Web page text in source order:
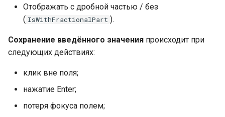
Отображать с дробной частью / без
( IsWithFractionalPart ).
Сохранение введённого значения происходит при
следующих действиях:
клик вне поля;
нажатие Enter;
потеря фокуса полем;